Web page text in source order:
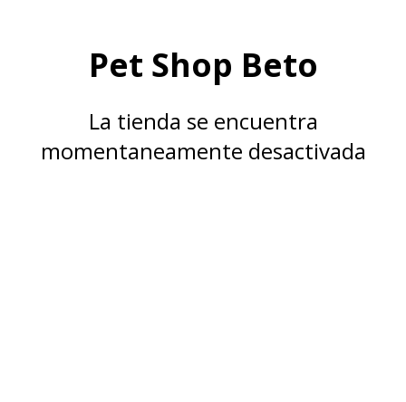
Pet Shop Beto
La tienda se encuentra
momentaneamente desactivada